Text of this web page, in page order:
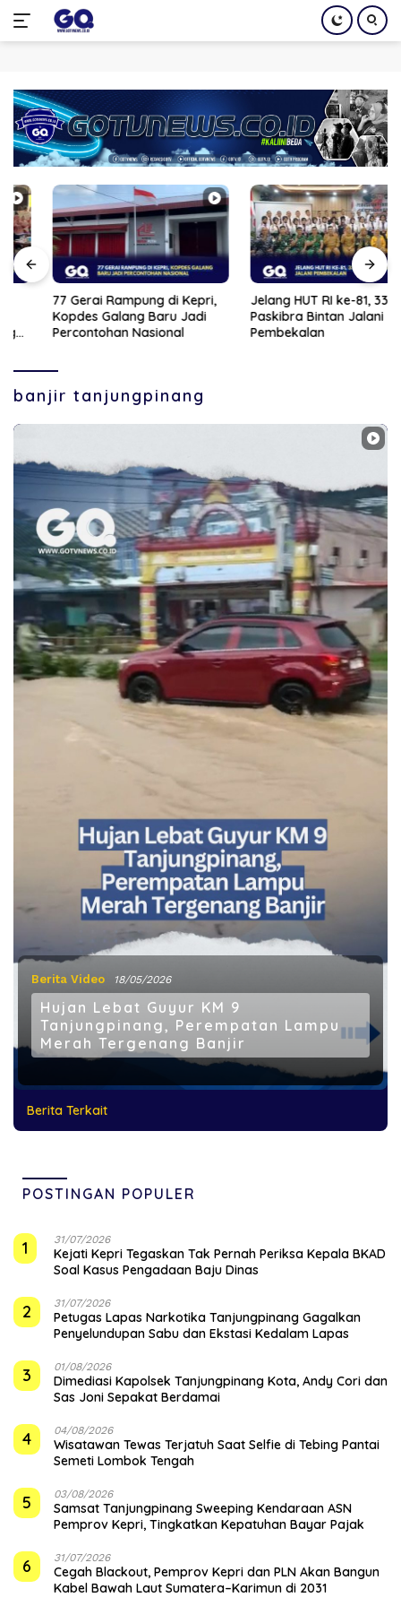
konten
77 Gerai Rampung di Kepri,
Kopdes Galang Baru Jadi
Percontohan Nasional
Jelang HUT RI ke-81, 33 Calon
Paskibra Bintan Jalani
Pembekalan
banjir tanjungpinang
Berita Video 18/05/2026
Hujan Lebat Guyur KM 9
Tanjungpinang, Perempatan Lampu
Merah Tergenang Banjir
Berita Terkait
POSTINGAN POPULER
1 31/07/2026
Kejati Kepri Tegaskan Tak Pernah Periksa Kepala BKAD
Soal Kasus Pengadaan Baju Dinas
2 31/07/2026
Petugas Lapas Narkotika Tanjungpinang Gagalkan
Penyelundupan Sabu dan Ekstasi Kedalam Lapas
3 01/08/2026
Dimediasi Kapolsek Tanjungpinang Kota, Andy Cori dan
Sas Joni Sepakat Berdamai
4 04/08/2026
Wisatawan Tewas Terjatuh Saat Selfie di Tebing Pantai
Semeti Lombok Tengah
5 03/08/2026
Samsat Tanjungpinang Sweeping Kendaraan ASN
Pemprov Kepri, Tingkatkan Kepatuhan Bayar Pajak
6 31/07/2026
Cegah Blackout, Pemprov Kepri dan PLN Akan Bangun
Kabel Bawah Laut Sumatera–Karimun di 2031